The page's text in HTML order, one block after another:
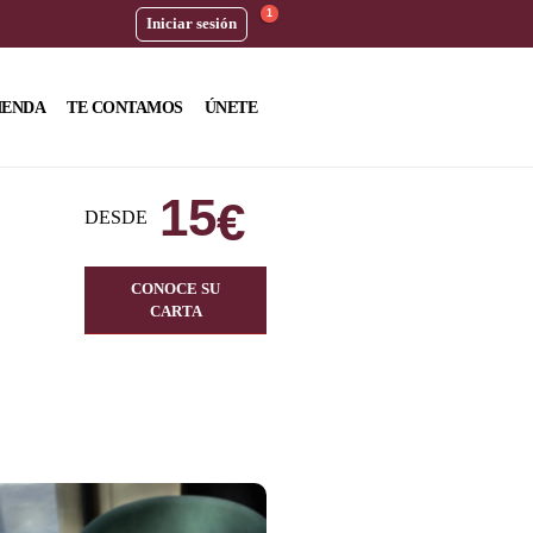
Iniciar sesión
1
TE CONTAMOS ÚNETE
DESDE 15€
CONOCE SU
CARTA